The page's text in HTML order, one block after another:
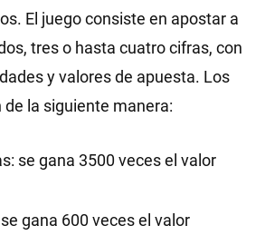
El juego consiste en apostar a
tres o hasta cuatro cifras, con
y valores de apuesta. Los
la siguiente manera:
se gana 3500 veces el valor
gana 600 veces el valor